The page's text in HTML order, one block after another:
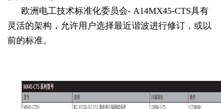
欧洲电工技术标准化委员会- A14MX45-CTS具有
灵活的架构，允许用户选择最近谐波进行修订，或以
前的标准。